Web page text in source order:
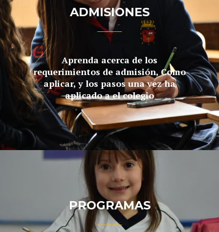
ADMISIONES
Aprenda acerca de los
requerimientos de admisión, Como
aplicar, y los pasos una vez ha
aplicado a el colegio
PROGRAMAS